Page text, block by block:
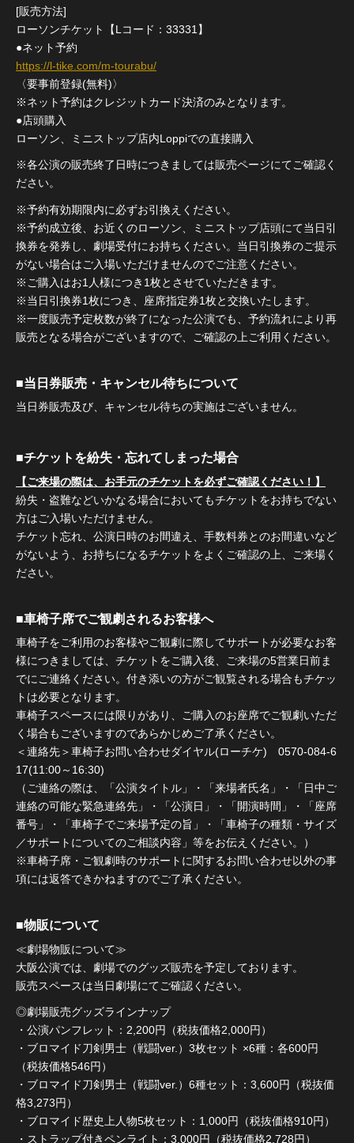
[販売方法]
ローソンチケット【Lコード：33331】
●ネット予約
https://l-tike.com/m-tourabu/
〈要事前登録(無料)〉
※ネット予約はクレジットカード決済のみとなります。
●店頭購入
ローソン、ミニストップ店内Loppiでの直接購入
※各公演の販売終了日時につきましては販売ページにてご確認く
ださい。
※予約有効期限内に必ずお引換えください。
※予約成立後、お近くのローソン、ミニストップ店頭にて当日引
換券を発券し、劇場受付にお持ちください。当日引換券のご提示
がない場合はご入場いただけませんのでご注意ください。
※ご購入はお1人様につき1枚とさせていただきます。
※当日引換券1枚につき、座席指定券1枚と交換いたします。
※一度販売予定枚数が終了になった公演でも、予約流れにより再
販売となる場合がございますので、ご確認の上ご利用ください。
■当日券販売・キャンセル待ちについて
当日券販売及び、キャンセル待ちの実施はございません。
■チケットを紛失・忘れてしまった場合
【ご来場の際は、お手元のチケットを必ずご確認ください！】
紛失・盗難などいかなる場合においてもチケットをお持ちでない
方はご入場いただけません。
チケット忘れ、公演日時のお間違え、手数料券とのお間違いなど
がないよう、お持ちになるチケットをよくご確認の上、ご来場く
ださい。
■車椅子席でご観劇されるお客様へ
車椅子をご利用のお客様やご観劇に際してサポートが必要なお客
様につきましては、チケットをご購入後、ご来場の5営業日前ま
でにご連絡ください。付き添いの方がご観覧される場合もチケッ
トは必要となります。
車椅子スペースには限りがあり、ご購入のお座席でご観劇いただ
く場合もございますのであらかじめご了承ください。
＜連絡先＞車椅子お問い合わせダイヤル(ローチケ) 0570-084-6
17(11:00～16:30)
（ご連絡の際は、「公演タイトル」・「来場者氏名」・「日中ご
連絡の可能な緊急連絡先」・「公演日」・「開演時間」・「座席
番号」・「車椅子でご来場予定の旨」・「車椅子の種類・サイズ
／サポートについてのご相談内容」等をお伝えください。）
※車椅子席・ご観劇時のサポートに関するお問い合わせ以外の事
項には返答できかねますのでご了承ください。
■物販について
≪劇場物販について≫
大阪公演では、劇場でのグッズ販売を予定しております。
販売スペースは当日劇場にてご確認ください。
◎劇場販売グッズラインナップ
・公演パンフレット：2,200円（税抜価格2,000円）
・ブロマイド刀剣男士（戦闘ver.）3枚セット ×6種：各600円
（税抜価格546円）
・ブロマイド刀剣男士（戦闘ver.）6種セット：3,600円（税抜価
格3,273円）
・ブロマイド歴史上人物5枚セット：1,000円（税抜価格910円）
・ストラップ付きペンライト：3,000円（税抜価格2,728円）